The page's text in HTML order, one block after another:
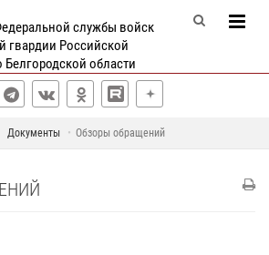
службы войск
гвардии Российской
области
Документы Обзоры обращений